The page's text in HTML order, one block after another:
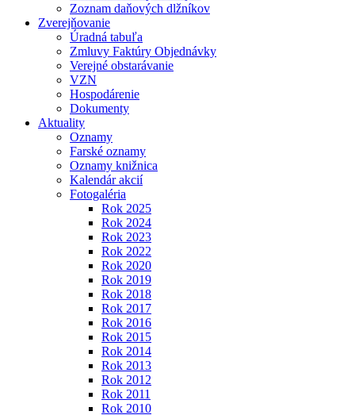
Zoznam daňových dlžníkov
Zverejňovanie
Úradná tabuľa
Zmluvy Faktúry Objednávky
Verejné obstarávanie
VZN
Hospodárenie
Dokumenty
Aktuality
Oznamy
Farské oznamy
Oznamy knižnica
Kalendár akcií
Fotogaléria
Rok 2025
Rok 2024
Rok 2023
Rok 2022
Rok 2020
Rok 2019
Rok 2018
Rok 2017
Rok 2016
Rok 2015
Rok 2014
Rok 2013
Rok 2012
Rok 2011
Rok 2010